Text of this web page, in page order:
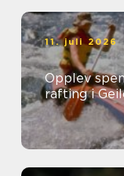
11. juli 2026
Opplev
rafting i